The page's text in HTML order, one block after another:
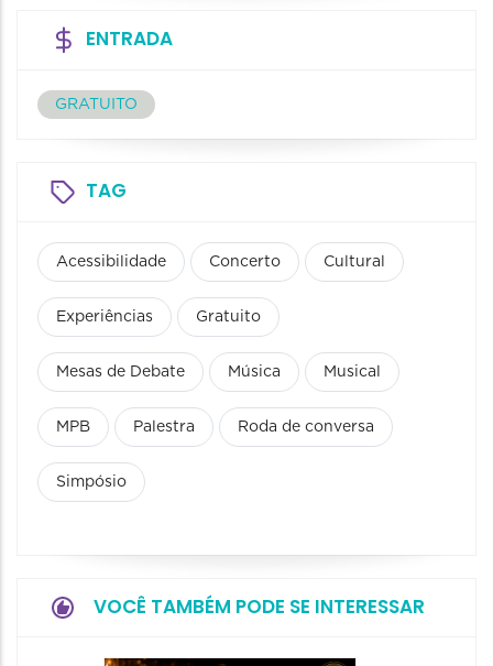
ENTRADA
GRATUITO
TAG
Acessibilidade Concerto Cultural
Experiências Gratuito
Mesas de Debate Música Musical
MPB Palestra Roda de conversa
Simpósio
VOCÊ TAMBÉM PODE SE INTERESSAR